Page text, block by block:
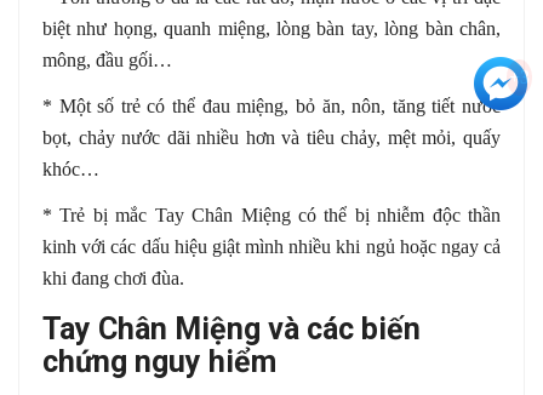
biệt như họng, quanh miệng, lòng bàn tay, lòng bàn chân,
mông, đầu gối…
* Một số trẻ có thể đau miệng, bỏ ăn, nôn, tăng tiết nước
bọt, chảy nước dãi nhiều hơn và tiêu chảy, mệt mỏi, quấy
khóc…
* Trẻ bị mắc Tay Chân Miệng có thể bị nhiễm độc thần
kinh với các dấu hiệu giật mình nhiều khi ngủ hoặc ngay cả
khi đang chơi đùa.
Tay Chân Miệng và các biến
chứng nguy hiểm
+3